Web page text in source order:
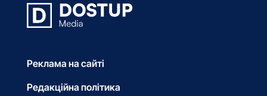
Реклама на сайті
Редакційна політика